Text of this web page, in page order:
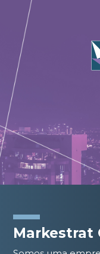
Markestrat